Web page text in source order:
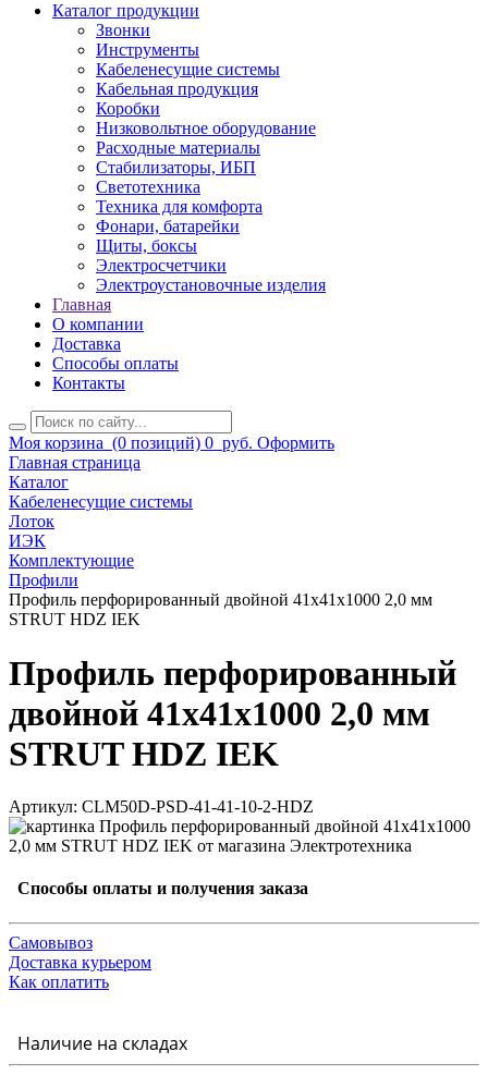
Каталог продукции
Звонки
Инструменты
Кабеленесущие системы
Кабельная продукция
Коробки
Низковольтное оборудование
Расходные материалы
Стабилизаторы, ИБП
Светотехника
Техника для комфорта
Фонари, батарейки
Щиты, боксы
Электросчетчики
Электроустановочные изделия
Главная
О компании
Доставка
Способы оплаты
Контакты
Моя корзина (0 позиций) 0 руб. Оформить
Главная страница
Каталог
Кабеленесущие системы
Лоток
ИЭК
Комплектующие
Профили
Профиль перфорированный двойной 41х41х1000 2,0 мм
STRUT HDZ IEK
Профиль перфорированный
двойной 41х41х1000 2,0 мм
STRUT HDZ IEK
Артикул: CLM50D-PSD-41-41-10-2-HDZ
Способы оплаты и получения заказа
Самовывоз
Доставка курьером
Как оплатить
Наличие на складах